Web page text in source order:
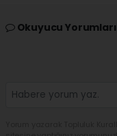
Okuyucu Yorumları